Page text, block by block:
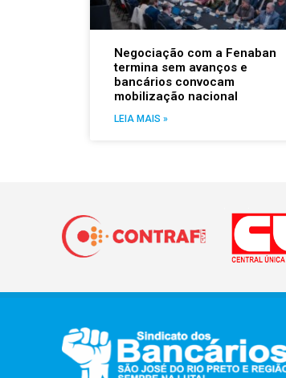
Negociação com a Fenaban
termina sem avanços e
bancários convocam
mobilização nacional
LEIA MAIS »